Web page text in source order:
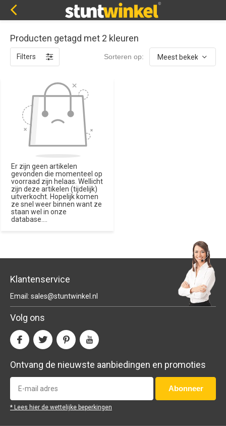
Producten getagd met 2 kleuren
Filters Sorteren op:
Er zijn geen artikelen
gevonden die momenteel op
voorraad zijn helaas. Wellicht
zijn deze artikelen (tijdelijk)
uitverkocht. Hopelijk komen
ze snel weer binnen want ze
staan wel in onze
database....
Klantenservice
Email: sales@stuntwinkel.nl
Volg ons
Ontvang de nieuwste aanbiedingen en promoties
Abonneer
* Lees hier de wettelijke beperkingen